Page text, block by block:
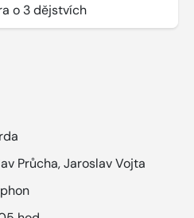
o 3 dějstvích
Průcha,Jaroslav Vojta